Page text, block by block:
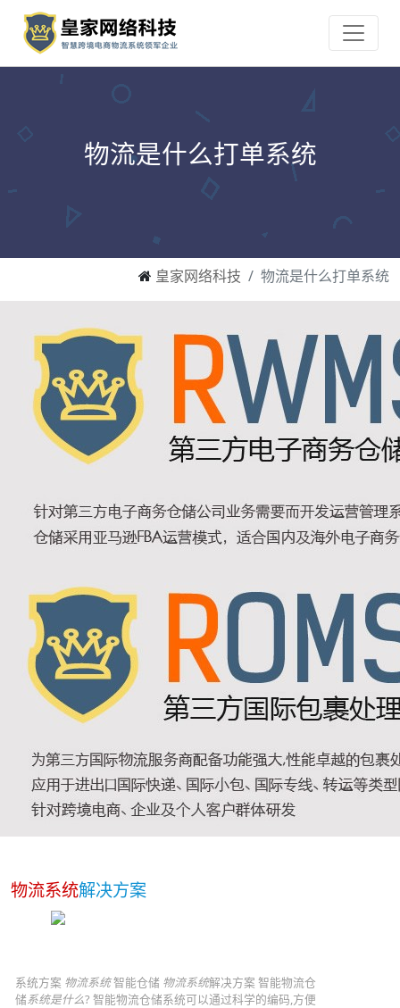
物流是什么打单系统
皇家网络科技 物流是什么打单系统
物流系统解决方案
系统方案 物流系统智能仓储 物流系统解决方案 智能物流仓
储系统是什么? 智能物流仓储系统可以通过科学的编码,方便